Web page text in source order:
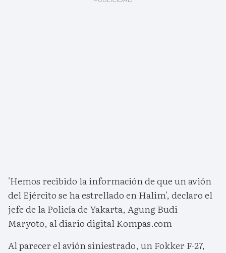
'Hemos recibido la información de que un avión
del Ejército se ha estrellado en Halim', declaro el
jefe de la Policía de Yakarta, Agung Budi
Maryoto, al diario digital Kompas.com
Al parecer el avión siniestrado, un Fokker F-27,